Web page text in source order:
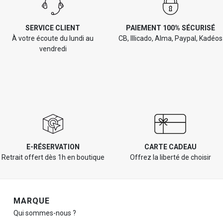
SERVICE CLIENT
À votre écoute du lundi au
vendredi
PAIEMENT 100% SÉCURISÉ
CB, Illicado, Alma, Paypal, Kadéos
E-RÉSERVATION
Retrait offert dès 1h en boutique
CARTE CADEAU
Offrez la liberté de choisir
Navigation de pied de page
MARQUE
Qui sommes-nous ?